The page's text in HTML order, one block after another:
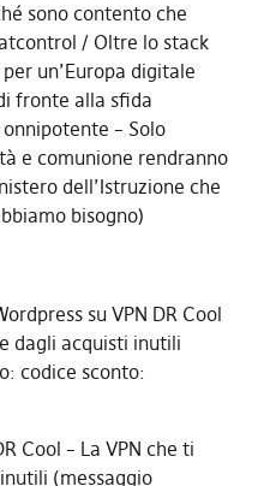
sono contento che
Oltre lo stack
un’Europa digitale
fronte alla sfida
– Solo
e comunione rendranno
dell’Istruzione che
bisogno)
su VPN DR Cool
dagli acquisti inutili
codice sconto:
Cool – La VPN che ti
(messaggio